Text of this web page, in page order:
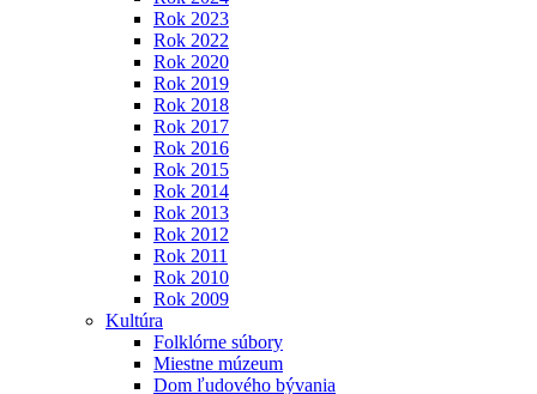
Rok 2023
Rok 2022
Rok 2020
Rok 2019
Rok 2018
Rok 2017
Rok 2016
Rok 2015
Rok 2014
Rok 2013
Rok 2012
Rok 2011
Rok 2010
Rok 2009
Kultúra
Folklórne súbory
Miestne múzeum
Dom ľudového bývania